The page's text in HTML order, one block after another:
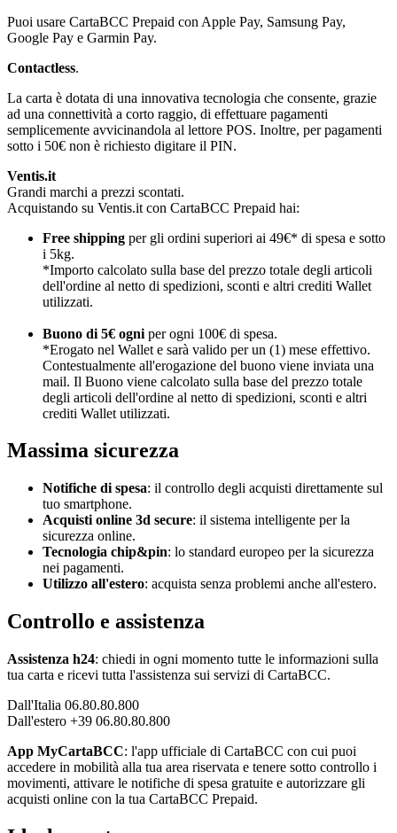
Puoi usare CartaBCC Prepaid con Apple Pay, Samsung Pay,
Google Pay e Garmin Pay.
Contactless.
La carta è dotata di una innovativa tecnologia che consente, grazie
ad una connettività a corto raggio, di effettuare pagamenti
semplicemente avvicinandola al lettore POS. Inoltre, per pagamenti
sotto i 50€ non è richiesto digitare il PIN.
Ventis.it
Grandi marchi a prezzi scontati.
Acquistando su Ventis.it con CartaBCC Prepaid hai:
Free shipping per gli ordini superiori ai 49€* di spesa e sotto
i 5kg.
*Importo calcolato sulla base del prezzo totale degli articoli
dell'ordine al netto di spedizioni, sconti e altri crediti Wallet
utilizzati.
Buono di 5€ ogni per ogni 100€ di spesa.
*Erogato nel Wallet e sarà valido per un (1) mese effettivo.
Contestualmente all'erogazione del buono viene inviata una
mail. Il Buono viene calcolato sulla base del prezzo totale
degli articoli dell'ordine al netto di spedizioni, sconti e altri
crediti Wallet utilizzati.
Massima sicurezza
Notifiche di spesa: il controllo degli acquisti direttamente sul
tuo smartphone.
Acquisti online 3d secure: il sistema intelligente per la
sicurezza online.
Tecnologia chip&pin: lo standard europeo per la sicurezza
nei pagamenti.
Utilizzo all'estero: acquista senza problemi anche all'estero.
Controllo e assistenza
Assistenza h24: chiedi in ogni momento tutte le informazioni sulla
tua carta e ricevi tutta l'assistenza sui servizi di CartaBCC.
Dall'Italia 06.80.80.800
Dall'estero +39 06.80.80.800
App MyCartaBCC: l'app ufficiale di CartaBCC con cui puoi
accedere in mobilità alla tua area riservata e tenere sotto controllo i
movimenti, attivare le notifiche di spesa gratuite e autorizzare gli
acquisti online con la tua CartaBCC Prepaid.